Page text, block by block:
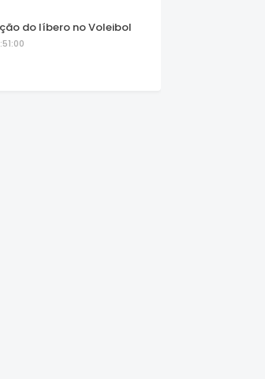
do líbero no Voleibol